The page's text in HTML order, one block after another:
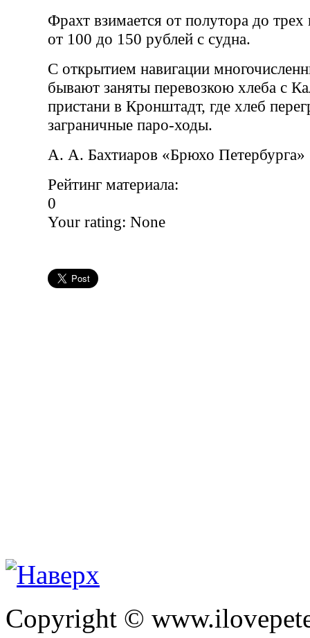
Фрахт взимается от полутора до трех
от 100 до 150 рублей с судна.
С открытием навигации
бывают заняты перевозкою хлеба с
пристани в Кронштадт, где хлеб
заграничные паро-ходы.
А. А. Бахтиаров «Брюхо Петербурга»
Рейтинг материала:
0
Your rating: None
Copyright ©